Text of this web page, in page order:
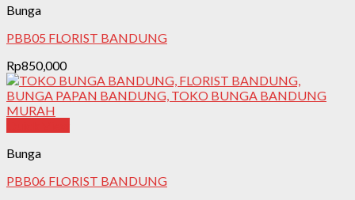
Bunga
PBB05 FLORIST BANDUNG
Rp850,000
Bunga
PBB06 FLORIST BANDUNG